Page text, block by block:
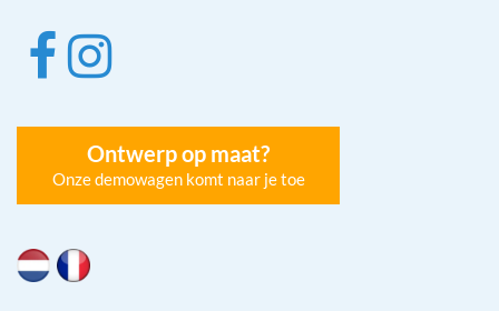
Ontwerp op maat?
Onze demowagen komt naar je toe